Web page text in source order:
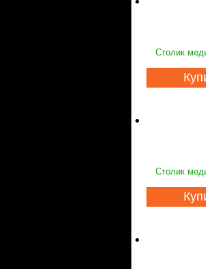
Столик
Столик